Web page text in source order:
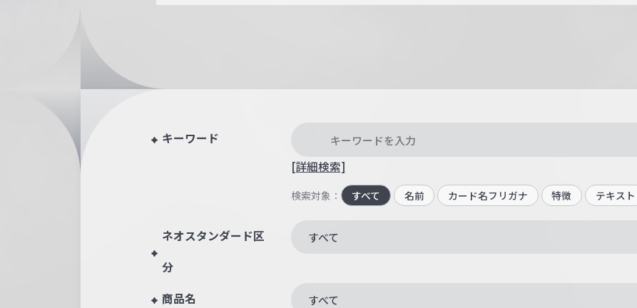
キーワード
[詳細検索]
検索対象： すべて 名前 カード名フリガナ 特徴 テキスト
ネオスタンダード区
分
すべて
商品名 すべて